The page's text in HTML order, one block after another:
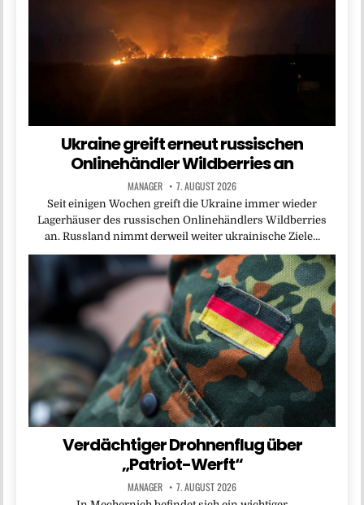
Ukraine greift erneut russischen
Onlinehändler Wildberries an
MANAGER 7. AUGUST 2026
Seit einigen Wochen greift die Ukraine immer wieder
Lagerhäuser des russischen Onlinehändlers Wildberries
an. Russland nimmt derweil weiter ukrainische Ziele…
Verdächtiger Drohnenflug über
„Patriot-Werft“
MANAGER 7. AUGUST 2026